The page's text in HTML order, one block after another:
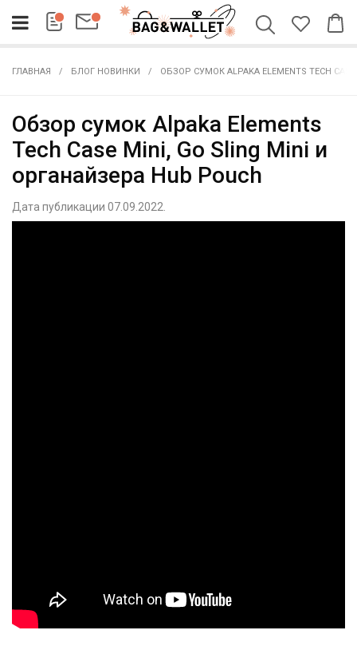
ГЛАВНАЯ БЛОГ НОВИНКИ ОБЗОР СУМОК ALPAKA ELEMENTS TECH
Обзор сумок Alpaka Elements
Tech Case Mini, Go Sling Mini и
органайзера Hub Pouch
Дата публикации 07.09.2022.